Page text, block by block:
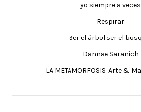
yo siempre a veces
Respirar
Ser el árbol ser el
Dannae Saranich
LA METAMORFOSIS: Arte &